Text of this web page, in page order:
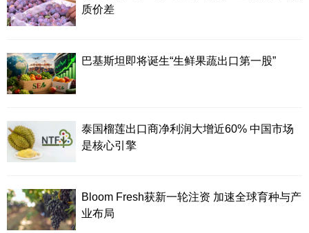
质价差
巴基斯坦即将诞生“生鲜果蔬出口第一股”
泰国榴莲出口商净利润大增近60% 中国市场
是核心引擎
Bloom Fresh获新一轮注资 加速全球育种与产
业布局